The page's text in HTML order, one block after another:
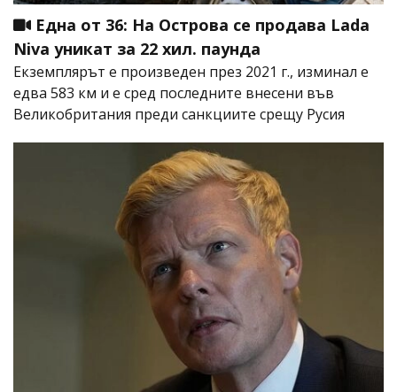
Една от 36: На Острова се продава Lada
Niva уникат за 22 хил. паунда
Екземплярът е произведен през 2021 г., изминал е
едва 583 км и е сред последните внесени във
Великобритания преди санкциите срещу Русия